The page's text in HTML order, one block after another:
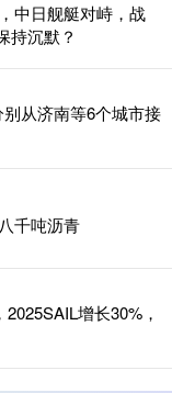
中日舰艇对峙，战
持沉默？
从济南等6个城市接
千吨沥青
增长30%，